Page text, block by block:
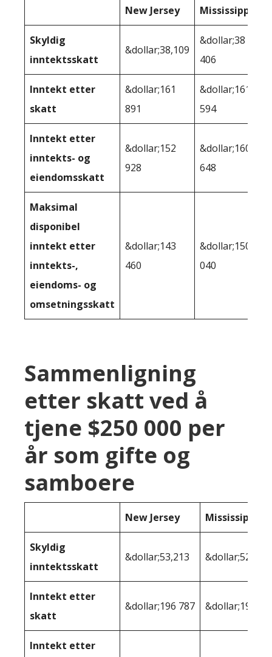
New Jersey Mississippi
Skyldig
inntektsskatt
&dollar;38,109
&dollar;38
406
Inntekt etter
skatt
&dollar;161
891
&dollar;161
594
Inntekt etter
inntekts- og
eiendomsskatt
&dollar;152
928
&dollar;160
648
Maksimal
disponibel
inntekt etter
inntekts-,
eiendoms- og
omsetningsskatt
&dollar;143
460
&dollar;150
040
Sammenligning
etter skatt ved å
tjene $250 000 per
år som gifte og
samboere
New Jersey Mississippi
Skyldig
inntektsskatt
&dollar;53,213 &dollar;52 825
Inntekt etter
skatt
&dollar;196 787
Inntekt etter